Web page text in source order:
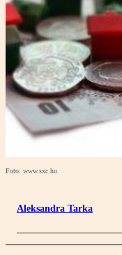
Foto: www.sxc.hu
Aleksandra Tarka